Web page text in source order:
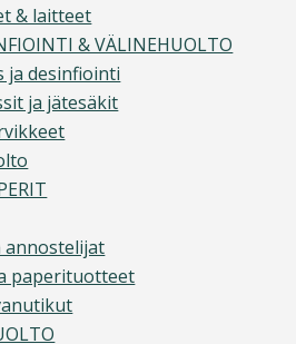
& laitteet
& VÄLINEHUOLTO
ja desinfiointi
ja jätesäkit
annostelijat
paperituotteet